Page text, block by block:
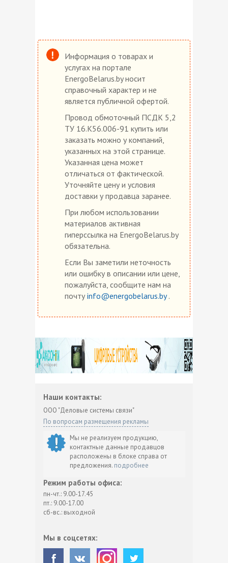
Информация о товарах и
услугах на портале
EnergoBelarus.by носит
справочный характер и не
является публичной офертой.
Провод обмоточный ПСДК 5,2
ТУ 16.К56.006-91 купить или
заказать можно у компаний,
указанных на этой странице.
Указанная цена может
отличаться от фактической.
Уточняйте цену и условия
доставки у продавца заранее.
При любом использовании
материалов активная
гиперссылка на EnergoBelarus.by
обязательна.
Если Вы заметили неточность
или ошибку в описании или цене,
пожалуйста, сообщите нам на
почту info@energobelarus.by.
Наши контакты:
ООО "Деловые системы связи"
По вопросам размещения рекламы
Мы не реализуем продукцию,
контактные данные продавцов
расположены в блоке справа от
предложения. подробнее
Режим работы офиса:
пн-чт.: 9.00-17.45
пт.: 9.00-17.00
сб-вс.: выходной
Мы в соцсетях: